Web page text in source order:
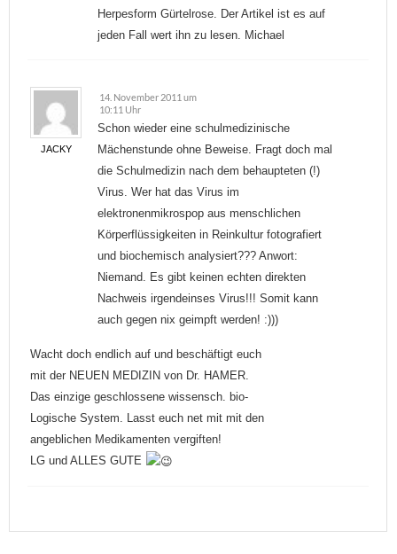
Herpesform Gürtelrose. Der Artikel ist es auf
jeden Fall wert ihn zu lesen. Michael
JACKY
14. November 2011 um
10:11 Uhr
Schon wieder eine schulmedizinische
Mächenstunde ohne Beweise. Fragt doch mal
die Schulmedizin nach dem behaupteten (!)
Virus. Wer hat das Virus im
elektronenmikrospop aus menschlichen
Körperflüssigkeiten in Reinkultur fotografiert
und biochemisch analysiert??? Anwort:
Niemand. Es gibt keinen echten direkten
Nachweis irgendeinses Virus!!! Somit kann
auch gegen nix geimpft werden! :)))
Wacht doch endlich auf und beschäftigt euch
mit der NEUEN MEDIZIN von Dr. HAMER.
Das einzige geschlossene wissensch. bio-
Logische System. Lasst euch net mit mit den
angeblichen Medikamenten vergiften!
LG und ALLES GUTE